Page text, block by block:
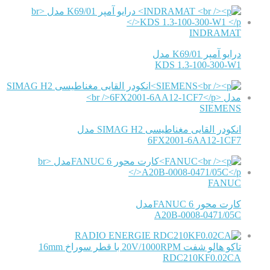
INDRAMAT
درایو آمپر K69/01 مدل
KDS 1.3-100-300-W1
SIEMENS
انکودر القایی مغناطیسی SIMAG H2 مدل
6FX2001-6AA12-1CF7
FANUC
کارت محور FANUC 6مدل
A20B-0008-0471/05C
RADIO ENERGIE
تاکو هالو شفت 20V/1000RPM با قطر سوراخ 16mm
RDC210KF0.02CA